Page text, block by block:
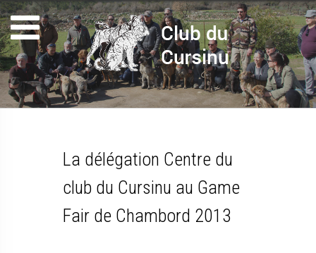
La délégation Centre du
club du Cursinu au Game
Fair de Chambord 2013